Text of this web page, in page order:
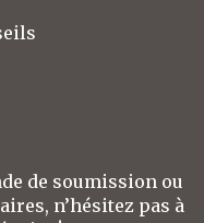
de soumission ou
n’hésitez pas à